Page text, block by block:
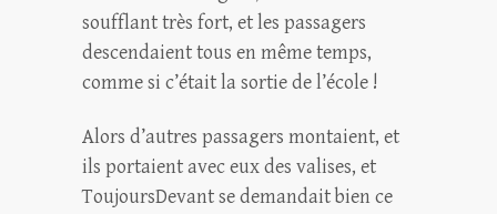
soufflant très fort, et les passagers
descendaient tous en même temps,
comme si c’était la sortie de l’école !
Alors d’autres passagers montaient, et
ils portaient avec eux des valises, et
ToujoursDevant se demandait bien ce